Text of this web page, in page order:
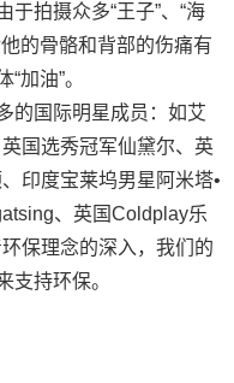
拍摄众多“王子”、“海
的骨骼和背部的伤痛有
加油”。
的国际明星成员：如艾
国选秀冠军仙黛尔、英
印度宝莱坞男星阿米塔•
、英国Coldplay乐
保理念的深入，我们的
支持环保。